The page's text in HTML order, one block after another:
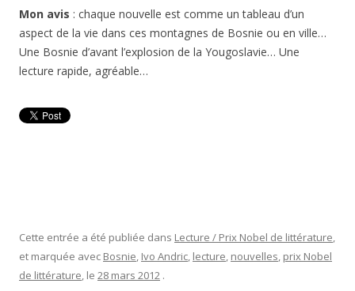
Mon avis : chaque nouvelle est comme un tableau d’un
aspect de la vie dans ces montagnes de Bosnie ou en ville…
Une Bosnie d’avant l’explosion de la Yougoslavie… Une
lecture rapide, agréable…
Cette entrée a été publiée dans Lecture / Prix Nobel de littérature,
et marquée avec Bosnie, Ivo Andric, lecture, nouvelles, prix Nobel
de littérature, le 28 mars 2012 .